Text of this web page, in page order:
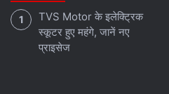
बैटरी क्षमता
वीवो T4 5G
TVS Motor के इलेक्ट्रिक
स्कूटर हुए महंगे, जानें नए
प्राइसेज